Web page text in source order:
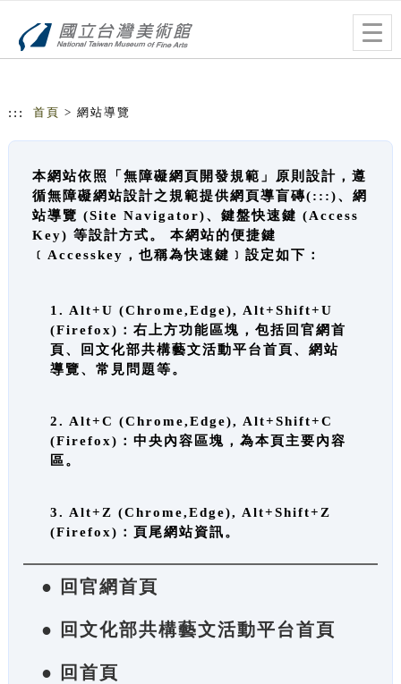
::: 首頁 > 網站導覽
本網站依照「無障礙網頁開發規範」原則設計，遵
循無障礙網站設計之規範提供網頁導盲磚(:::)、網
站導覽 (Site Navigator)、鍵盤快速鍵 (Access
Key) 等設計方式。 本網站的便捷鍵
﹝Accesskey，也稱為快速鍵﹞設定如下：
1. Alt+U (Chrome,Edge), Alt+Shift+U
(Firefox)：右上方功能區塊，包括回官網首
頁、回文化部共構藝文活動平台首頁、網站
導覽、常見問題等。
2. Alt+C (Chrome,Edge), Alt+Shift+C
(Firefox)：中央內容區塊，為本頁主要內容
區。
3. Alt+Z (Chrome,Edge), Alt+Shift+Z
(Firefox)：頁尾網站資訊。
● 回官網首頁
● 回文化部共構藝文活動平台首頁
● 回首頁